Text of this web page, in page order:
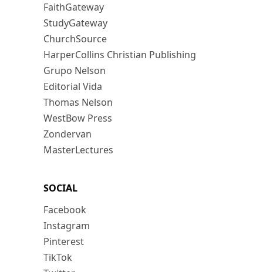
FaithGateway
StudyGateway
ChurchSource
HarperCollins Christian Publishing
Grupo Nelson
Editorial Vida
Thomas Nelson
WestBow Press
Zondervan
MasterLectures
SOCIAL
Facebook
Instagram
Pinterest
TikTok